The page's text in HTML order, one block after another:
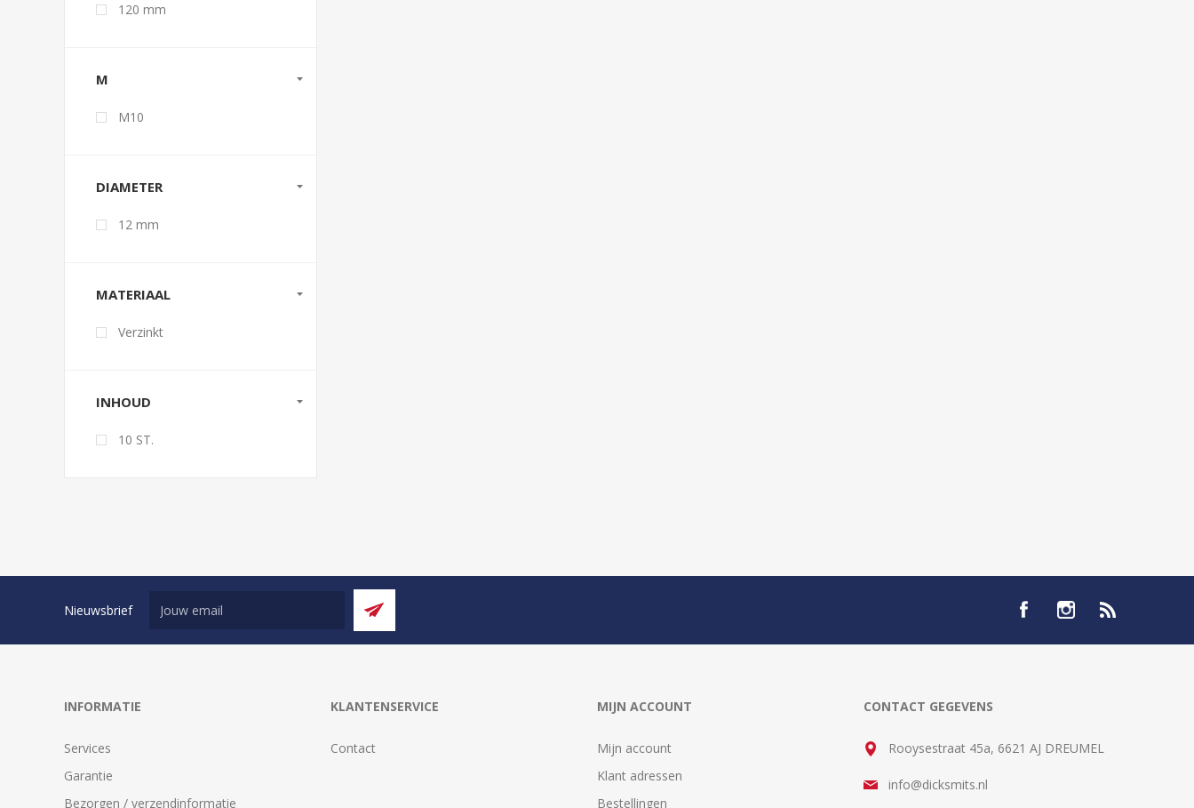
120 mm
M
M10
DIAMETER
12 mm
MATERIAAL
Verzinkt
INHOUD
10 ST.
Nieuwsbrief
INFORMATIE
Services
Garantie
Bezorgen / verzendinformatie
KLANTENSERVICE
Contact
MIJN ACCOUNT
Mijn account
Klant adressen
Bestellingen
CONTACT GEGEVENS
Rooysestraat 45a, 6621 AJ DREUMEL
info@dicksmits.nl